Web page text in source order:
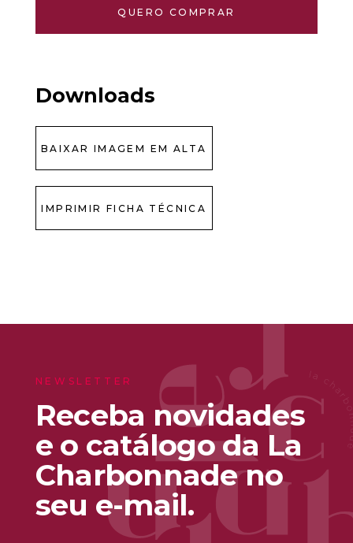
QUERO COMPRAR
Downloads
BAIXAR IMAGEM EM ALTA
IMPRIMIR FICHA TÉCNICA
NEWSLETTER
Receba novidades
e o catálogo da La
Charbonnade no
seu e-mail.